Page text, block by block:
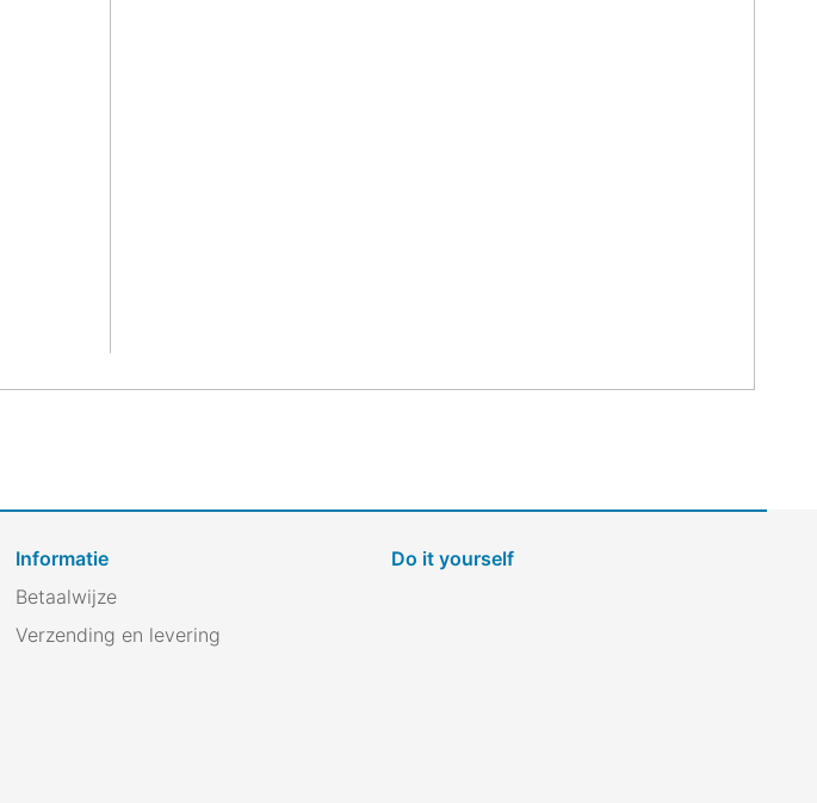
Informatie
Betaalwijze
Verzending en levering
Do it yourself